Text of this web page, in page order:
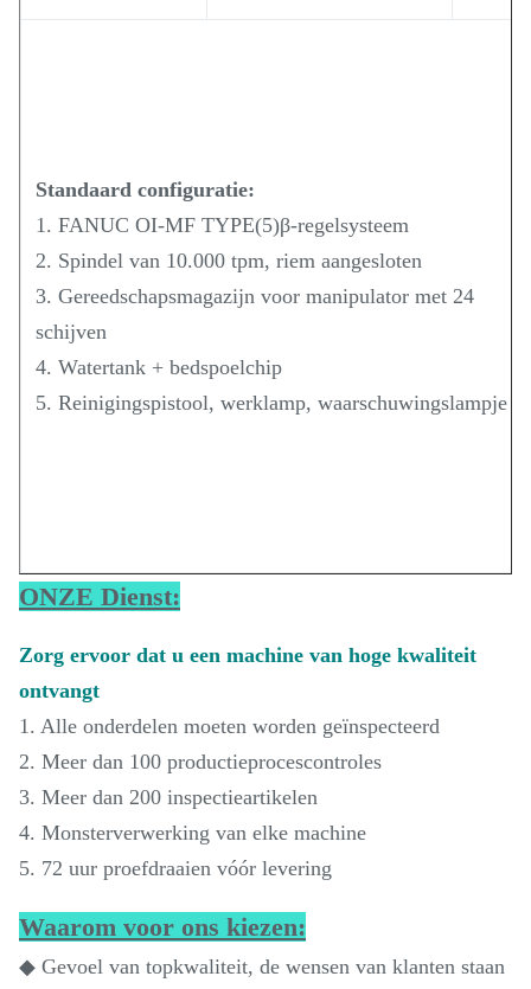
Standaard configuratie:
1. FANUC OI-MF TYPE(5)β-regelsysteem
2. Spindel van 10.000 tpm, riem aangesloten
3. Gereedschapsmagazijn voor manipulator met 24
schijven
4. Watertank + bedspoelchip
5. Reinigingspistool, werklamp, waarschuwingslampje
ONZE Dienst:
Zorg ervoor dat u een machine van hoge kwaliteit
ontvangt
1. Alle onderdelen moeten worden geïnspecteerd
2. Meer dan 100 productieprocescontroles
3. Meer dan 200 inspectieartikelen
4. Monsterverwerking van elke machine
5. 72 uur proefdraaien vóór levering
Waarom voor ons kiezen:
◆ Gevoel van topkwaliteit, de wensen van klanten staan ​​